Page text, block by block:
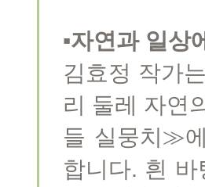
▪자연과 일상
김효정 작가
리 둘레 자연
들 실뭉치≫
합니다. 흰